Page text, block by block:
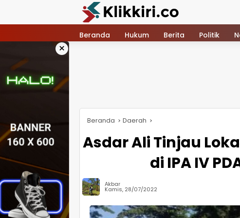
konten
Beranda Hukum Berita Politik
×
Beranda Daerah
Asdar Ali Tinjau
di IPA IV
Akbar
Kamis, 28/07/2022